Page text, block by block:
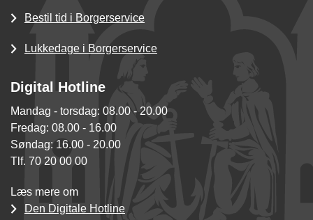
Bestil tid i Borgerservice
Lukkedage i Borgerservice
Digital Hotline
Mandag - torsdag: 08.00 - 20.00
Fredag: 08.00 - 16.00
Søndag: 16.00 - 20.00
Tlf. 70 20 00 00
Læs mere om
Den Digitale Hotline